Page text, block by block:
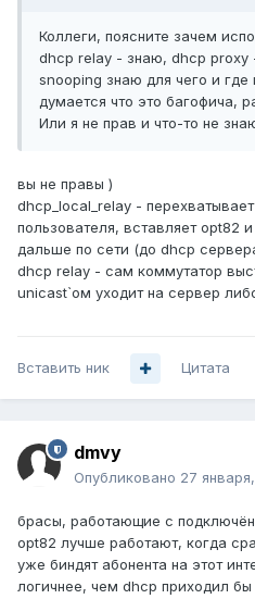
Коллеги, поясните зачем
dhcp relay - знаю, dhcp
snooping знаю для чего и где
думается что это багофича,
Или я не прав и что-то не
вы не правы )
dhcp_local_relay -
пользователя, вставляет opt82
дальше по сети (до dhcp
dhcp relay - сам коммутатор
unicast`ом уходит на сервер
Вставить ник Цитата
dmvy
Опубликовано 27
брасы, работающие с
opt82 лучше работают, когда
уже биндят абонента на этот
логичнее, чем dhcp приходил бы